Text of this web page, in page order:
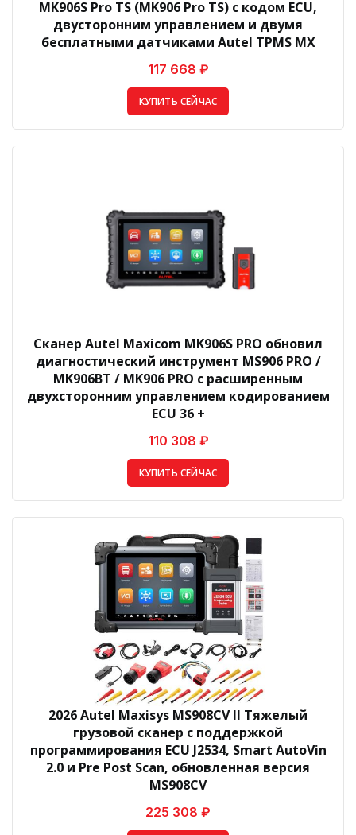
MK906S Pro TS (MK906 Pro TS) с кодом ECU,
двусторонним управлением и двумя
бесплатными датчиками Autel TPMS MX
117 668 ₽
КУПИТЬ СЕЙЧАС
Сканер Autel Maxicom MK906S PRO обновил
диагностический инструмент MS906 PRO /
MK906BT / MK906 PRO с расширенным
двухсторонним управлением кодированием
ECU 36 +
110 308 ₽
КУПИТЬ СЕЙЧАС
2026 Autel Maxisys MS908CV II Тяжелый
грузовой сканер с поддержкой
программирования ECU J2534, Smart AutoVin
2.0 и Pre Post Scan, обновленная версия
MS908CV
225 308 ₽